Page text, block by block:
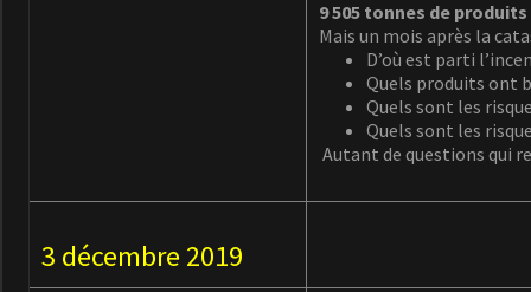
9 505 tonnes de
Mais un mois après la
D’où est parti
Quels produits ont
Quels sont les
Quels sont les
Autant de questions qui
3 décembre 2019